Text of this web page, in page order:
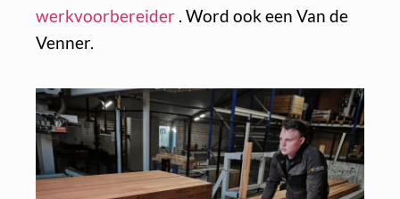
werkvoorbereider . Word ook een Van de
Venner.